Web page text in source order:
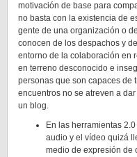
motivación de base para
no basta con la existencia de
gente de una organización o
conocen de los despachos y
entorno de la colaboración en
en terreno desconocido e
personas que son capaces de
encuentros no se atreven a
un blog.
En las herramientas
audio y el vídeo quizá
medio de expresión de